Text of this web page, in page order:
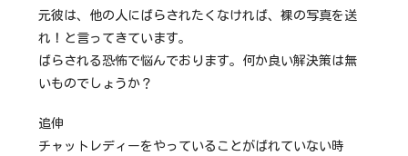
元彼は、他の人にばらされたくなければ、裸の写真を送
れ！と言ってきています。
ばらされる恐怖で悩んでおります。何か良い解決策は無
いものでしょうか？
追伸
チャットレディーをやっていることがばれていない時